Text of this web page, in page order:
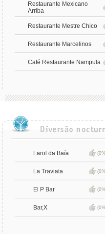
Restaurante Mexicano
Arriba
Restaurante Mestre Chico
Restaurante Marcelinos
Café Restaurante Nampula
Farol da Baía
La Traviata
El P Bar
Bar,X